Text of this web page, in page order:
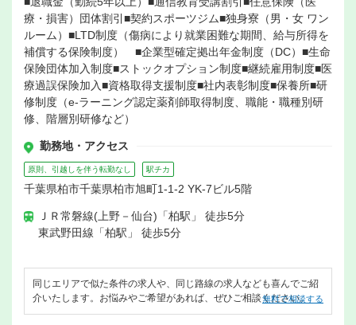
療・損害）団体割引■契約スポーツジム■独身寮（男・女 ワン
ルーム）■LTD制度（傷病により就業困難な期間、給与所得を
補償する保険制度） ■企業型確定拠出年金制度（DC）■生命
保険団体加入制度■ストックオプション制度■継続雇用制度■医
療過誤保険加入■資格取得支援制度■社内表彰制度■保養所■研
修制度（e-ラーニング認定薬剤師取得制度、職能・職種別研
修、階層別研修など）
勤務地・アクセス
原則、引越しを伴う転勤なし 駅チカ
千葉県柏市千葉県柏市旭町1-1-2 YK-7ビル5階
ＪＲ常磐線(上野－仙台)「柏駅」 徒歩5分
東武野田線「柏駅」 徒歩5分
同じエリアで似た条件の求人や、同じ路線の求人なども喜んでご紹
介いたします。お悩みやご希望があれば、ぜひご相談ください。
無料で相談する